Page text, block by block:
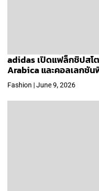
adidas เปิดแฟล็กชิปสโ
Arabica และคอลเลกชัน
Fashion | June 9, 2026